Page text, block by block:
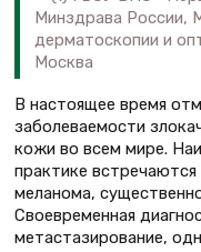
Минздрава России,
дерматоскопии и
Москва
В настоящее время
заболеваемости
кожи во всем мире.
практике
меланома,
Своевременная
метастазирование,